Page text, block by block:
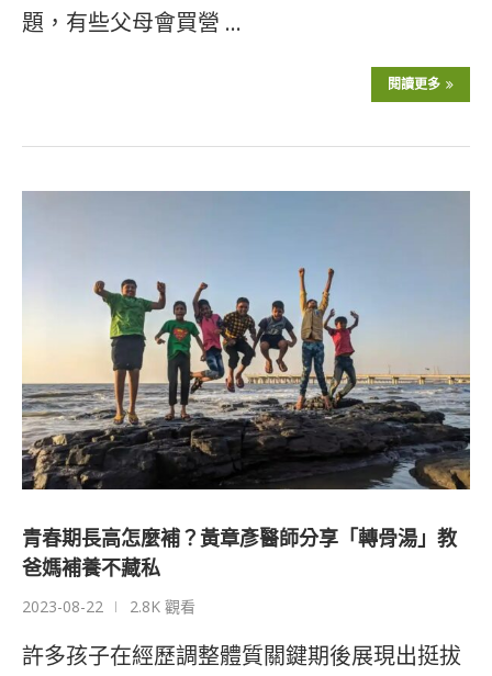
題，有些父母會買營 …
閱讀更多
青春期長高怎麼補？黃章彥醫師分享「轉骨湯」教
爸媽補養不藏私
2023-08-22 2.8K 觀看
許多孩子在經歷調整體質關鍵期後展現出挺拔